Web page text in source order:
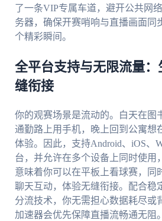
了一条VIP专属车道，避开公共网
务器，确保开赛哨响与直播画面同
个精彩瞬间。
全平台支持与无限流量
缝衔接
你的观赛场景是流动的。白天在图
通勤路上用手机，晚上回到公寓想
体验。因此，支持Android、iOS、
台，并允许在多个设备上同时使用
意味着你可以在平板上看球赛，同
聊天互动，体验无缝衔接。配合稳
分流技术，你无需担心数据耗尽或
加速器会优先保障直播流畅通无阻。